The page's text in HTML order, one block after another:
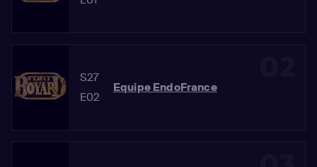
S27
E02
Equipe EndoFrance